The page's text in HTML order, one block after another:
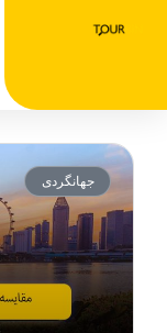
جهانگردی